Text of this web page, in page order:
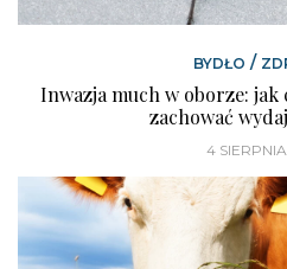
BYDŁO /
Inwazja much w oborze: jak
zachować
4